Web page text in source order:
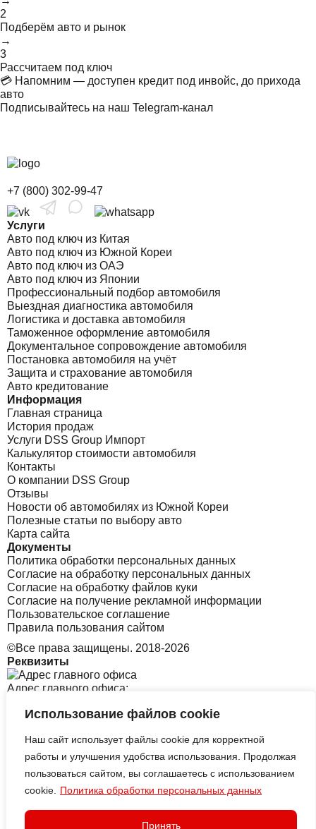
Использование файлов cookie
Наш сайт использует файлы cookie для корректной
работы и улучшения удобства использования. Продолжая
пользоваться сайтом, вы соглашаетесь с использованием
cookie.
Политика обработки персональных данных
Принять
2
Подберём авто и рынок
→
3
Рассчитаем под ключ
💳 Напомним — доступен кредит под инвойс, до прихода
авто
Подписывайтесь на наш Telegram-канал
+7 (800) 302-99-47
Услуги
Авто под ключ из Китая
Авто под ключ из Южной Кореи
Авто под ключ из ОАЭ
Авто под ключ из Японии
Профессиональный подбор автомобиля
Выездная диагностика автомобиля
Логистика и доставка автомобиля
Таможенное оформление автомобиля
Документальное сопровождение автомобиля
Постановка автомобиля на учёт
Защита и страхование автомобиля
Авто кредитование
Информация
Главная страница
История продаж
Услуги DSS Group Импорт
Калькулятор стоимости автомобиля
Контакты
О компании DSS Group
Отзывы
Новости об автомобилях из Южной Кореи
Полезные статьи по выбору авто
Карта сайта
Документы
Политика обработки персональных данных
Согласие на обработку персональных данных
Согласие на обработку файлов куки
Согласие на получение рекламной информации
Пользовательское соглашение
Правила пользования сайтом
©Все права защищены. 2018-2026
Реквизиты
Адрес главного офиса:
Адрес офиса в Корее:
313 Central-ro, Yeonsu-gu, Incheon B tower, 2126
ИП АЛЕКСЕЕВСКИХ СЕРГЕЙ